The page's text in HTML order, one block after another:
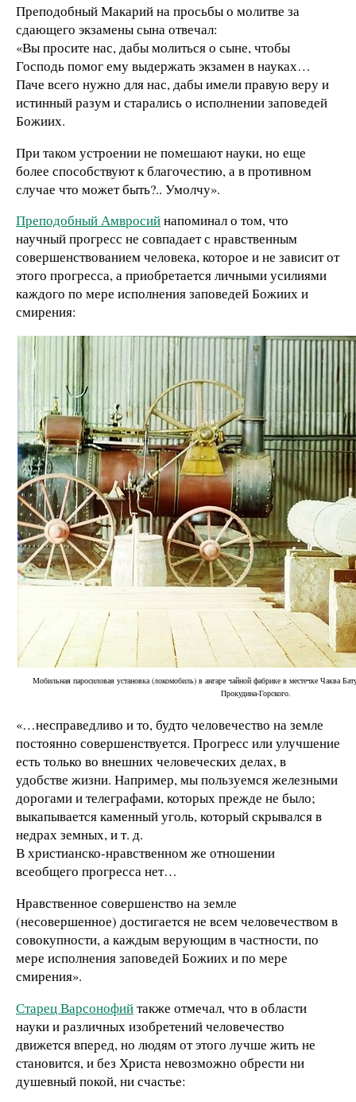
Преподобный Макарий на просьбы о молитве за
сдающего экзамены сына отвечал:
«Вы просите нас, дабы молиться о сыне, чтобы
Господь помог ему выдержать экзамен в науках…
Паче всего нужно для нас, дабы имели правую веру и
истинный разум и старались о исполнении заповедей
Божиих.
При таком устроении не помешают науки, но еще
более способствуют к благочестию, а в противном
случае что может быть?.. Умолчу».
Преподобный Амвросийнапоминал о том, что
научный прогресс не совпадает с нравственным
совершенствованием человека, которое и не зависит от
этого прогресса, а приобретается личными усилиями
каждого по мере исполнения заповедей Божиих и
смирения:
Мобильная паросиловая установка (локомобиль) в ангаре чайной фабрике в местечке Чаква
Прокудина-Горского.
«…несправедливо и то, будто человечество на земле
постоянно совершенствуется. Прогресс или улучшение
есть только во внешних человеческих делах, в
удобстве жизни. Например, мы пользуемся железными
дорогами и телеграфами, которых прежде не было;
выкапывается каменный уголь, который скрывался в
недрах земных, и т. д.
В христианско-нравственном же отношении
всеобщего прогресса нет…
Нравственное совершенство на земле
(несовершенное) достигается не всем человечеством в
совокупности, а каждым верующим в частности, по
мере исполнения заповедей Божиих и по мере
смирения».
Старец Варсонофийтакже отмечал, что в области
науки и различных изобретений человечество
движется вперед, но людям от этого лучше жить не
становится, и без Христа невозможно обрести ни
душевный покой, ни счастье: